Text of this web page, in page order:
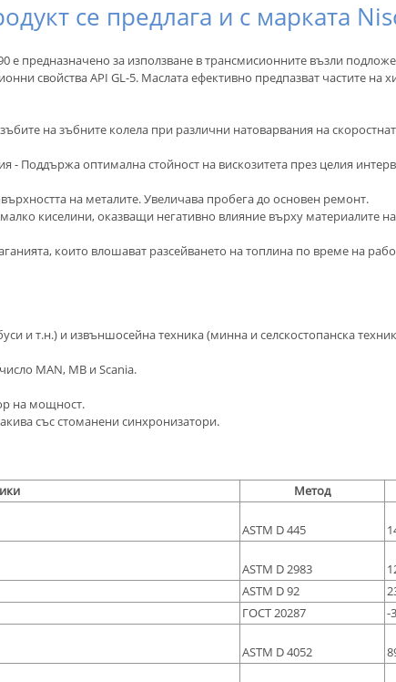
се предлага и с марката
предназначено за използване в трансмисионните възли
свойства API GL-5. Маслата ефективно предпазват частите на
на зъбните колела при различни натоварвания на
- Поддържа оптимална стойност на вискозитета през целия
на металите. Увеличава пробега до основен ремонт.
киселини, оказващи негативно влияние върху материалите
които влошават разсейването на топлина по време на
и т.н.) и извъншосейна техника (минна и селскостопанска
MAN, MB и Scania.
на мощност.
със стоманени синхронизатори.
Метод
ASTM D 445
ASTM D 2983
ASTM D 92
ГОСТ 20287
-
ASTM D 4052